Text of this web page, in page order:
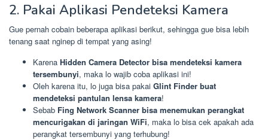
2. Pakai Aplikasi Pendeteksi Kamera
Gue pernah cobain beberapa aplikasi berikut, sehingga gue bisa lebih
tenang saat nginep di tempat yang asing!
Karena Hidden Camera Detector bisa mendeteksi kamera
tersembunyi, maka lo wajib coba aplikasi ini!
Oleh karena itu, lo juga bisa pakai Glint Finder buat
mendeteksi pantulan lensa kamera!
Sebab Fing Network Scanner bisa menemukan perangkat
mencurigakan di jaringan WiFi, maka lo bisa cek apakah ada
perangkat tersembunyi yang terhubung!